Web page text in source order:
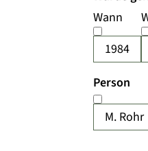
Wann
1984
Person
M. Rohr